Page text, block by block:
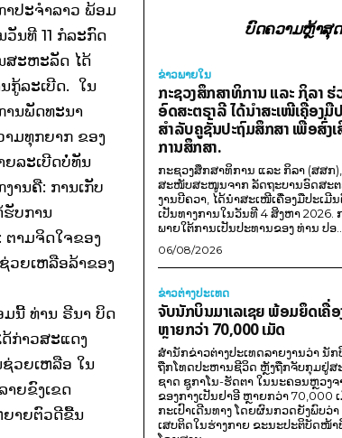
ປະຈໍາລາວ ພ້ອມ
ວັນທີ 11 ກໍລະກົດ
ສະຫະລັດ ໄດ້
ກູ້ລະເບີດ. ໃນ
ານພັດທະນາ
າມທຸກຍາກ ຂອງ
ຍລະເບີດບໍ່ທັນ
ານຄື: ການເກັບ
ຮັບການ
ຕາມຈິດໃຈຂອງ
ວຍເຫລືອລ້າຂອງ
ນີ້ ທ່ານ ຣີນາ ບິດ
ດ້ກ່າວສະແດງ
ວຍເຫລືອ ໃນ
າຍຂົງເຂດ
າຍຕົວດີຂື້ນ
ບົດຄວາມຫຼ້າສຸດ
ຂ່າວພາຍ​ໃນ
ກະຊວງສຶກສາທິການ ແລະ ກິລາ
ອົດສະຕຣາລີ ໄດ້ນຳສະເໜີເຄື່ອງມື
ສຳລັບຄູຊັ້ນປະຖົມສຶກສາ ເພື່ອສົ່ງ
ການສຶກສາ.
ກະຊວງສຶກສາທິການ ແລະ ກິລາ (ສສກ
ສະໜັບສະໜູນຈາກ ລັດຖະບານອົດສະ
ງານບີຄວາ, ໄດ້ນຳສະເໜີເຄື່ອງມືປະເມີ
ເປັນທາງການໃນວັນທີ 4 ສິງຫາ 2026.
ພາຍໃຕ້ການເປັນປະທານຂອງ ທ່ານ ປອ...
06/08/2026
ຂ່າວຕ່າງປະເທດ
ຈັບນັກບິນມາເລເຊຍ ພ້ອມຍຶດເຄື່ອ
ຫຼາຍກວ່າ 70,000 ເມັດ
ສຳນັກຂ່າວຕ່າງປະເທດລາຍງານວ່າ ນັກ
ຖືກໂທດປະຫານຊີວິດ ຫຼັງຖືກຈັບກຸມຢູ່
ຊາດ ຊູກາໂນ-ຮັດຕາ ໃນນະຄອນຫຼວງຈ
ຂອງກາງເປັນຢາອີ ຫຼາຍກວ່າ 70,000
ກະເປົາເດີນທາງ ໂດຍຜົນກວດຍັງພົບວ່
ເສບຕິດໃນຮ່າງກາຍ ຂະນະປະຕິບັດໜ້າ